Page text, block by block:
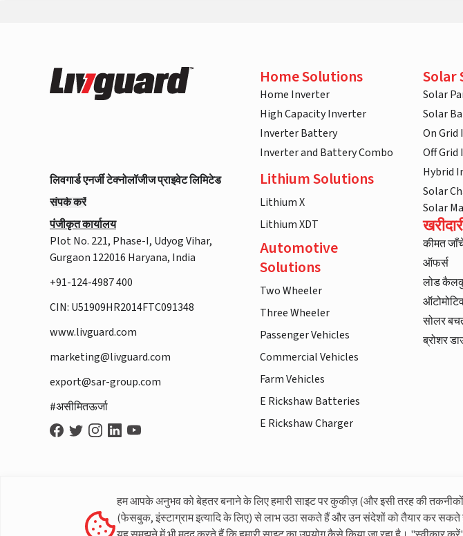
लिवगार्ड एनर्जी टेक्नोलॉजीज प्राइवेट लिमिटेड
संपर्क करें
पंजीकृत कार्यालय
Plot No. 221, Phase-I, Udyog Vihar,
Gurgaon 122016 Haryana, India
+91-124-4987 400
CIN: U51909HR2014FTC091348
www.livguard.com
marketing@livguard.com
export@sar-group.com
#असीमितऊर्जा
Home Solutions
Home Inverter
High Capacity Inverter
Inverter Battery
Inverter and Battery Combo
Lithium Solutions
Lithium X
Lithium XDT
Automotive
Solutions
Two Wheeler
Three Wheeler
Passenger Vehicles
Commercial Vehicles
Farm Vehicles
E Rickshaw Batteries
E Rickshaw Charger
Solar
Solar
Solar
On Grid
Off Grid
Hybrid
Solar
Solar
कीमत
ऑफर्स
लोड
सोलर
ब्रोशर
लिवगार्ड के बारे
हम आपके अनुभव को बेहतर बनाने के लिए हमारी साइट पर कुकीज़ (और इसी तरह की
(फेसबुक, इंस्टाग्राम इत्यादि के लिए) से लाभ उठा सकते हैं और उन संदेशों को तैयार कर